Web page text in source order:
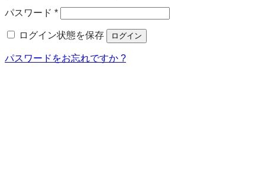
パスワード *必
ログイン状態を保存
ログイン
パスワードをお忘れですか ?